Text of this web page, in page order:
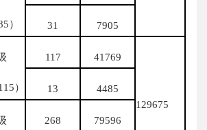
） 31 7905
）
117 41769
129675
13 4485
268 79596